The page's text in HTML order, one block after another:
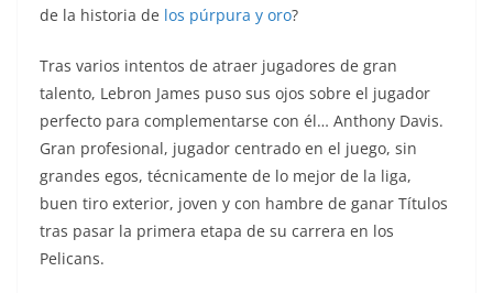
de la historia de los púrpura y oro?
Tras varios intentos de atraer jugadores de gran
talento, Lebron James puso sus ojos sobre el jugador
perfecto para complementarse con él… Anthony Davis.
Gran profesional, jugador centrado en el juego, sin
grandes egos, técnicamente de lo mejor de la liga,
buen tiro exterior, joven y con hambre de ganar Títulos
tras pasar la primera etapa de su carrera en los
Pelicans.